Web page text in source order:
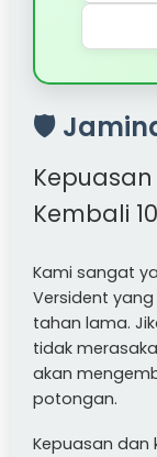
🛡️
Kembali
Kami sangat
Versident
tahan lama.
tidak
akan
potongan.
Kepuasan dan